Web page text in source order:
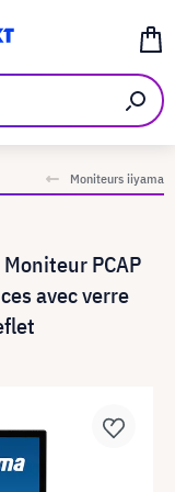
Moniteurs iiyama
PCAP
avec verre